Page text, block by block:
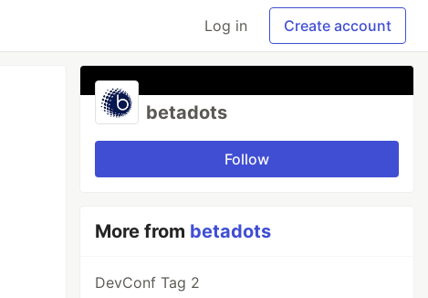
Log in Create account
betadots
Follow
More from betadots
DevConf Tag 2